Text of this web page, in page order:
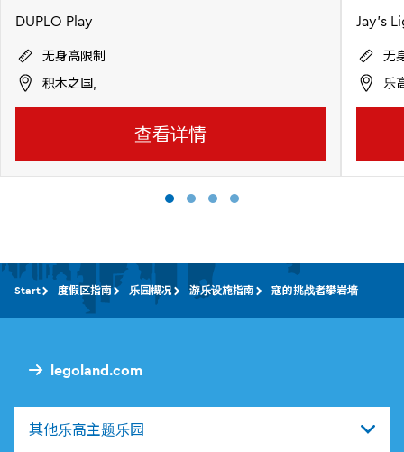
DUPLO Play
无身高限制
积木之国,
查看详情
Jay's
无
乐
legoland.com
其他乐高主题乐园
Start 度假区指南 乐园概况 游乐设施指南 寇的挑战者攀岩墙